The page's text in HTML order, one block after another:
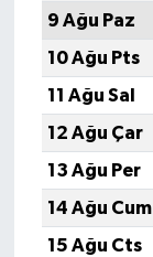
9 Ağu Paz
10 Ağu Pts
11 Ağu Sal
12 Ağu Çar
13 Ağu Per
14 Ağu Cum
15 Ağu Cts